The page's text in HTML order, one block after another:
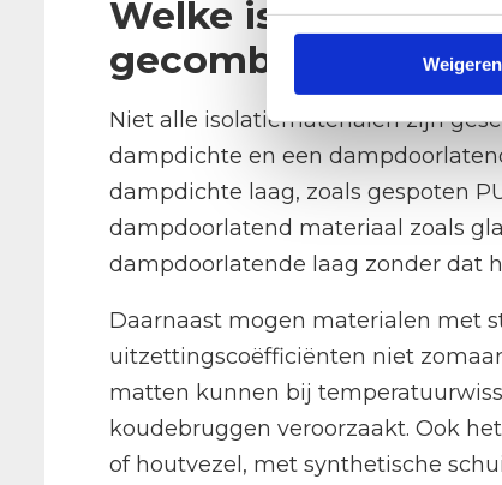
Weigeren
Welke
gecombineerd?
Niet alle isolatiematerialen zijn
dampdichte en een
dampdichte laag, zoals gespoten
dampdoorlatend materiaal zoals
dampdoorlatende laag zonder dat
Daarnaast mogen materialen met
uitzettingscoëfficiënten niet
matten kunnen bij
koudebruggen veroorzaakt. Ook
of houtvezel, met synthetische